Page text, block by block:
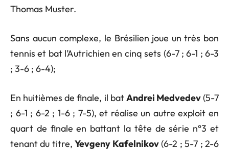
Thomas Muster.
Sans aucun complexe, le Brésilien joue un très bon
tennis et bat l’Autrichien en cinq sets (6-7 ; 6-1 ; 6-3
; 3-6 ; 6-4);
En huitièmes de finale, il batAndrei Medvedev(5-7
; 6-1 ; 6-2 ; 1-6 ; 7-5), et réalise un autre exploit en
quart de finale en battant la tête de série n°3 et
tenant du titre,Yevgeny Kafelnikov(6-2 ; 5-7 ; 2-6